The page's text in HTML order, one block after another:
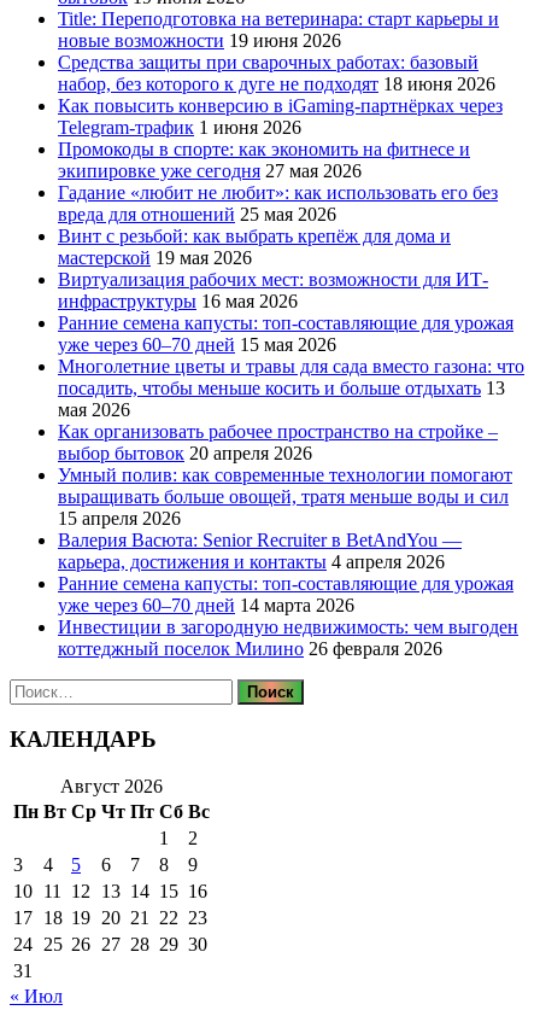
Title: Переподготовка на ветеринара: старт карьеры и
новые возможности 19 июня 2026
Средства защиты при сварочных работах: базовый
набор, без которого к дуге не подходят 18 июня 2026
Как повысить конверсию в iGaming-партнёрках через
Telegram-трафик 1 июня 2026
Промокоды в спорте: как экономить на фитнесе и
экипировке уже сегодня 27 мая 2026
Гадание «любит не любит»: как использовать его без
вреда для отношений 25 мая 2026
Винт с резьбой: как выбрать крепёж для дома и
мастерской 19 мая 2026
Виртуализация рабочих мест: возможности для ИТ-
инфраструктуры 16 мая 2026
Ранние семена капусты: топ‑составляющие для урожая
уже через 60–70 дней 15 мая 2026
Многолетние цветы и травы для сада вместо газона: что
посадить, чтобы меньше косить и больше отдыхать 13
мая 2026
Как организовать рабочее пространство на стройке –
выбор бытовок 20 апреля 2026
Умный полив: как современные технологии помогают
выращивать больше овощей, тратя меньше воды и сил
15 апреля 2026
Валерия Васюта: Senior Recruiter в BetAndYou —
карьера, достижения и контакты 4 апреля 2026
Ранние семена капусты: топ‑составляющие для урожая
уже через 60–70 дней 14 марта 2026
Инвестиции в загородную недвижимость: чем выгоден
коттеджный поселок Милино 26 февраля 2026
Найти:
КАЛЕНДАРЬ
Август 2026
Пн Вт Ср Чт Пт Сб Вс
1
2
3
4 5 6 7 8
9
10 11 12 13 14 15 16
17 18 19 20 21 22 23
24 25 26 27 28 29 30
31
« Июл